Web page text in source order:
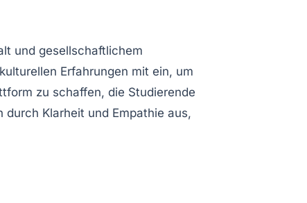
und gesellschaftlichem
Erfahrungen mit ein, um
zu schaffen, die Studierende
durch Klarheit und Empathie aus,